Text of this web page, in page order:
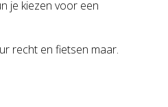
je kiezen voor een
recht en fietsen maar.